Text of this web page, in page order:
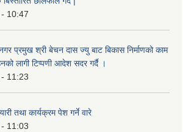
10:47
प्रमुख श्री बेचन दास ज्यु बाट बिकास निर्माणको काम
लागी टिप्पणी आदेश सदर गर्दै ।
11:23
तथा कार्यक्रम पेश गर्ने वारे
11:03